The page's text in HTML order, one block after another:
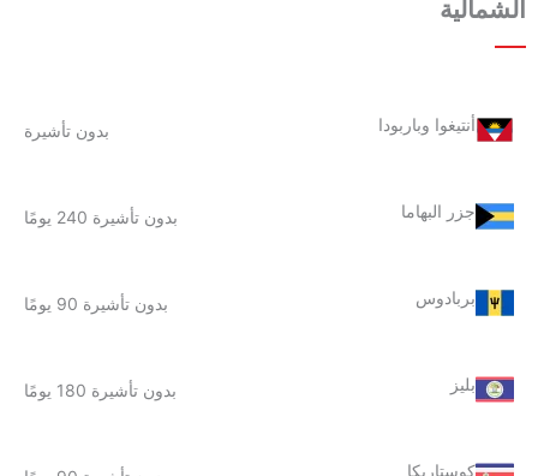
الشمالية
أنتيغوا وباربودا بدون تأشيرة
جزر البهاما بدون تأشيرة 240 يومًا
بربادوس بدون تأشيرة 90 يومًا
بليز بدون تأشيرة 180 يومًا
كوستاريكا